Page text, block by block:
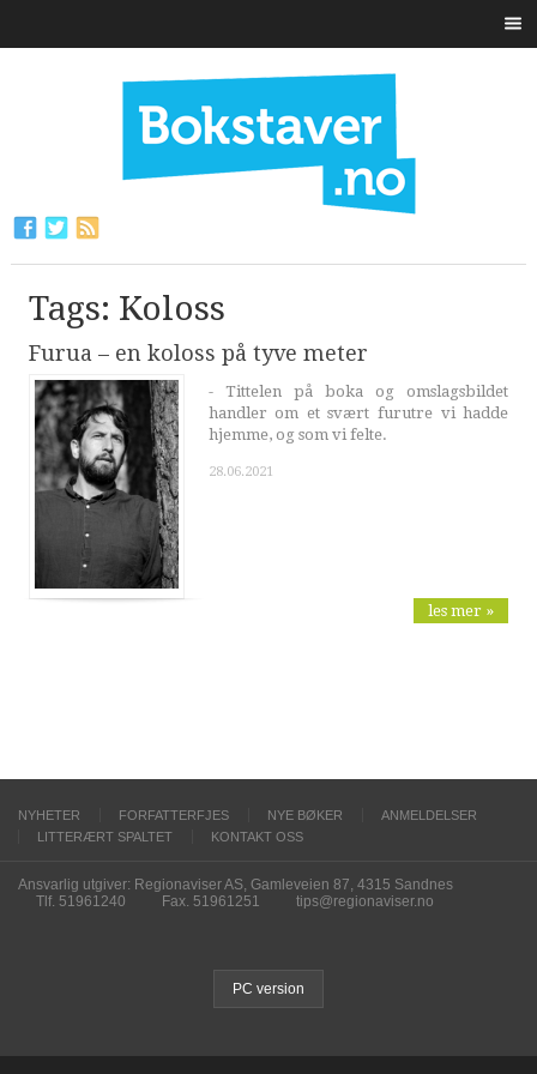
Tags: Koloss
Furua – en koloss på tyve meter
- Tittelen på boka og omslagsbildet
handler om et svært furutre vi hadde
hjemme, og som vi felte.
28.06.2021
les mer »
NYHETER FORFATTERFJES NYE BØKER
ANMELDELSER
LITTERÆRT SPALTET
KONTAKT OSS
Ansvarlig utgiver: Regionaviser AS, Gamleveien 87, 4315 Sandnes
Tlf. 51961240
Fax. 51961251 tips@regionaviser.no
PC version